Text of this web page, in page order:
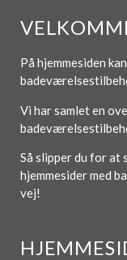
På hjemmesiden
Vi har samlet en
Så slipper du for at
hjemmesider med
vej!